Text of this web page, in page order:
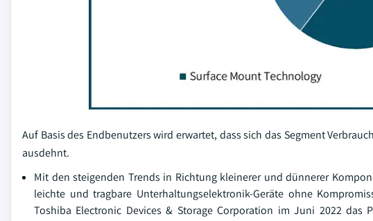
Auf Basis des Endbenutzers wird erwartet, dass sich das Segment
ausdehnt.
Mit den steigenden Trends in Richtung kleinerer und dünnerer
leichte und tragbare Unterhaltungselektronik-Geräte ohne
Toshiba Electronic Devices & Storage Corporation im Juni 2022